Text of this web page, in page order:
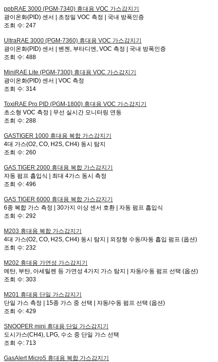
ppbRAE 3000 (PGM-7340) 휴대용 VOC 가스감지기
광이온화(PID) 센서 | 초정밀 VOC 측정 | 국내 방폭인증
조회 수: 247
UltraRAE 3000 (PGM-7360) 휴대용 VOC 가스감지기
광이온화(PID) 센서 | 벤젠, 부타디엔, VOC 측정 | 국내 방폭인증
조회 수: 488
MiniRAE Lite (PGM-7300) 휴대용 VOC 가스감지기
광이온화(PID) 센서 | VOC 측정
조회 수: 314
ToxiRAE Pro PID (PGM-1800) 휴대용 VOC 가스감지기
초소형 VOC 측정 | 무선 실시간 모니터링 연동
조회 수: 288
GASTIGER 1000 휴대용 복합 가스감지기
4대 가스(O2, CO, H2S, CH4) 동시 탐지
조회 수: 260
GAS TIGER 2000 휴대용 복합 가스감지기
자동 펌프 흡입식 | 최대 4가스 동시 측정
조회 수: 496
GAS TIGER 6000 휴대용 복합 가스감지기
6종 복합 가스 측정 | 30가지 이상 센서 호환 | 자동 펌프 흡입식
조회 수: 292
M203 휴대용 복합 가스감지기
4대 가스(O2, CO, H2S, CH4) 동시 탐지 | 외장형 수동/자동 흡입 펌프 (옵션)
조회 수: 232
M202 휴대용 가연성 가스감지기
메탄, 부탄, 아세틸렌 등 가연성 4가지 가스 탐지 | 자동/수동 펌프 선택 (옵션)
조회 수: 303
M201 휴대용 단일 가스감지기
단일 가스 측정 | 15종 가스 중 선택 | 자동/수동 펌프 선택 (옵션)
조회 수: 429
SNOOPER mini 휴대용 단일 가스감지기
도시가스(CH4), LPG, 수소 중 단일 가스 선택
조회 수: 713
GasAlert Micro5 휴대용 복합 가스감지기